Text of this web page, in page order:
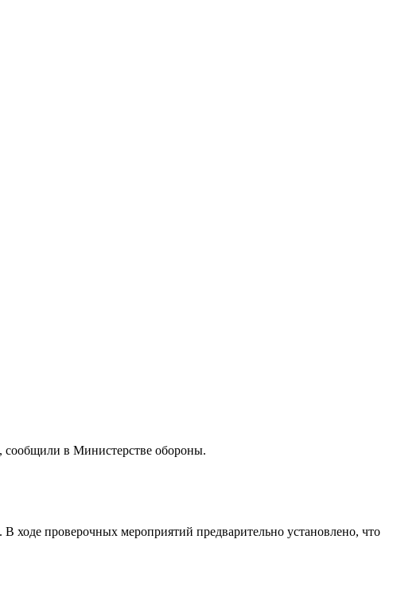
сообщили в Министерстве обороны.
ходе проверочных мероприятий предварительно установлено, что